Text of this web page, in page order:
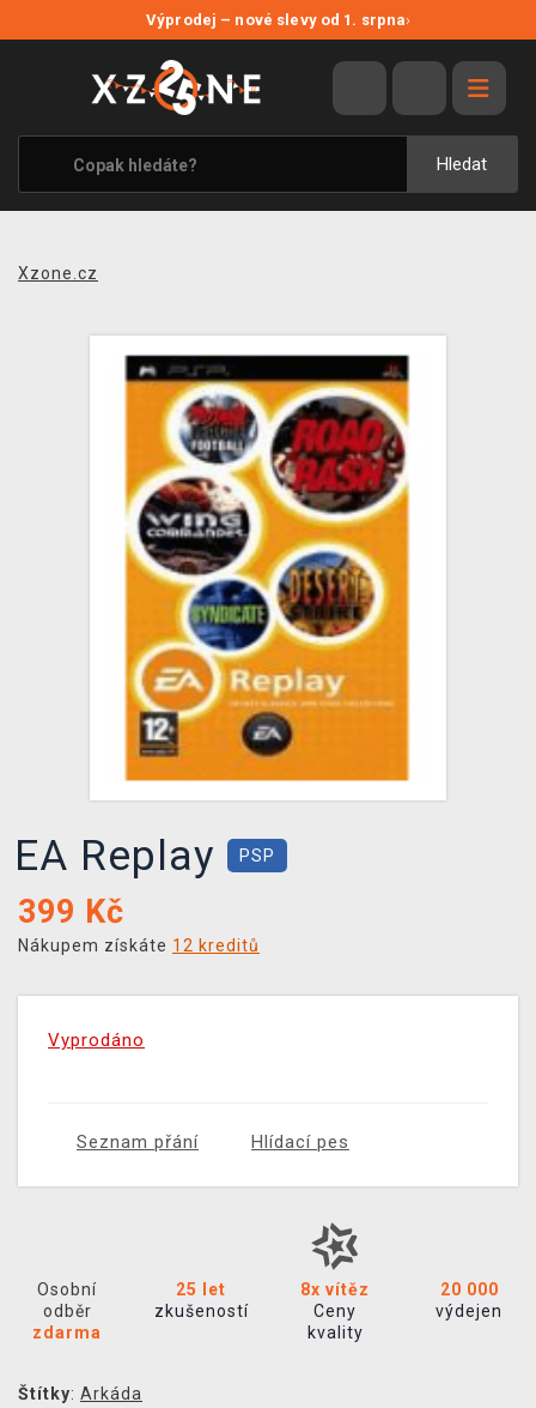
Výprodej – nové slevy od 1. srpna›
Hledat
VÝPRODEJ
VIDEOHRY
XZONE ORIGINALS
TÉMATIKY
SPOLEČENSKÉ HRY
PRODEJNY
TCG & BOARDGAME HUB
VÝKUP HER (BAZAR)
Xzone.cz
EA Replay PSP
399 Kč
Nákupem získáte 12 kreditů
Vyprodáno
Seznam přání Hlídací pes
Osobní
odběr
zdarma
25 let
zkušeností
8x vítěz
Ceny
kvality
20 000
výdejen
Štítky: Arkáda